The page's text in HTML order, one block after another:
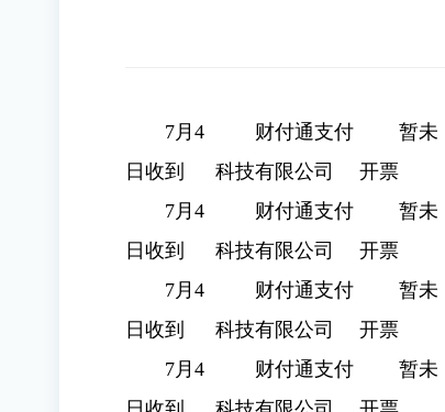
7月4
日收到
财付通支付
科技有限公司
暂未
开票
7月4
日收到
财付通支付
科技有限公司
暂未
开票
7月4
日收到
财付通支付
科技有限公司
暂未
开票
7月4
财付通支付
暂未